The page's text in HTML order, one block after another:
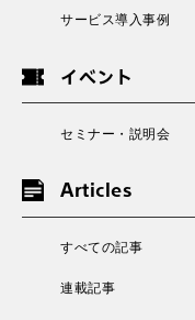
サービス導入事例
イベント
セミナー・説明会
Articles
すべての記事
連載記事